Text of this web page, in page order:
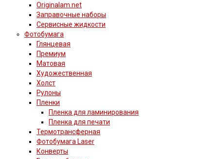
Originalam.net
Заправочные наборы
Сервисные жидкости
Фотобумага
Глянцевая
Премиум
Матовая
Художественная
Холст
Рулоны
Пленки
Пленка для ламинирования
Пленка для печати
Термотрансферная
Фотобумага Laser
Конверты